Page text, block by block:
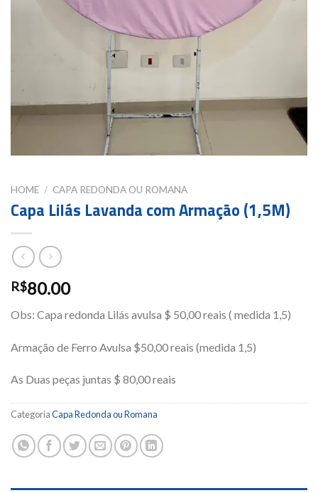
HOME / CAPA REDONDA OU ROMANA
Capa Lilás Lavanda com Armação (1,5M)
R$80.00
Obs: Capa redonda Lilás avulsa $ 50,00 reais ( medida 1,5)
Armação de Ferro Avulsa $50,00 reais (medida 1,5)
As Duas peças juntas $ 80,00 reais
CategoriaCapa Redonda ou Romana